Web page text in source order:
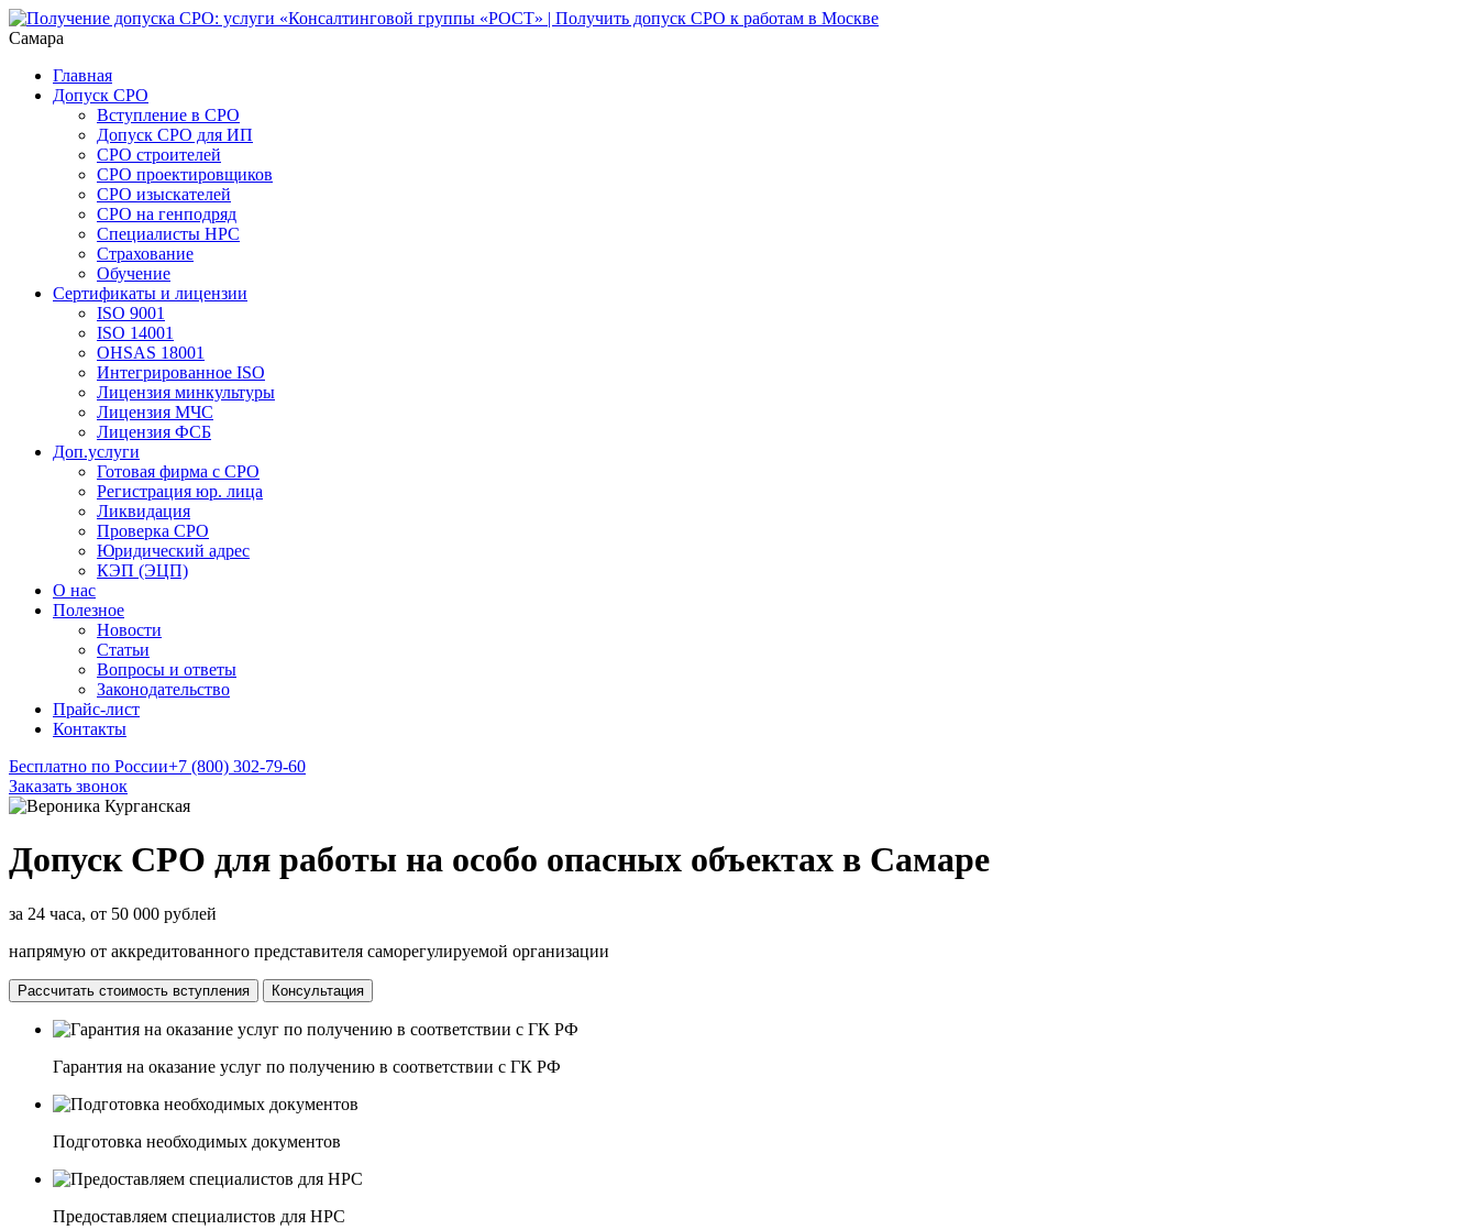
Самара
Главная
Допуск СРО
Вступление в СРО
Допуск СРО для ИП
СРО строителей
СРО проектировщиков
СРО изыскателей
СРО на генподряд
Специалисты НРС
Страхование
Обучение
Сертификаты и лицензии
ISO 9001
ISO 14001
OHSAS 18001
Интегрированное ISO
Лицензия минкультуры
Лицензия МЧС
Лицензия ФСБ
Доп.услуги
Готовая фирма с СРО
Регистрация юр. лица
Ликвидация
Проверка СРО
Юридический адрес
КЭП (ЭЦП)
О нас
Полезное
Новости
Статьи
Вопросы и ответы
Законодательство
Прайс-лист
Контакты
Бесплатно по России+7 (800) 302-79-60
Заказать звонок
Допуск СРО для работы на особо опасных объектах в Самаре
за 24 часа, от 50 000 рублей
напрямую от аккредитованного представителя саморегулируемой организации
Рассчитать стоимость вступления Консультация
Гарантия на оказание услуг по получению в соответствии с ГК РФ
Подготовка необходимых документов
Предоставляем специалистов для НРС